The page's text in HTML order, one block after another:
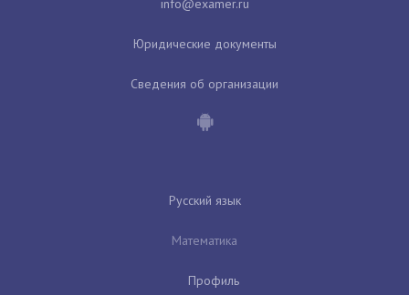
Юридические документы
Сведения об организации
Русский язык
Математика
Профиль